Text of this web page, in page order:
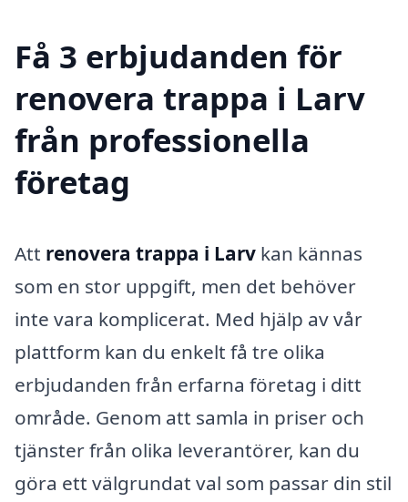
Få 3 erbjudanden för
renovera trappa i Larv
från professionella
företag
Att renovera trappa i Larv kan kännas
som en stor uppgift, men det behöver
inte vara komplicerat. Med hjälp av vår
plattform kan du enkelt få tre olika
erbjudanden från erfarna företag i ditt
område. Genom att samla in priser och
tjänster från olika leverantörer, kan du
göra ett välgrundat val som passar din stil